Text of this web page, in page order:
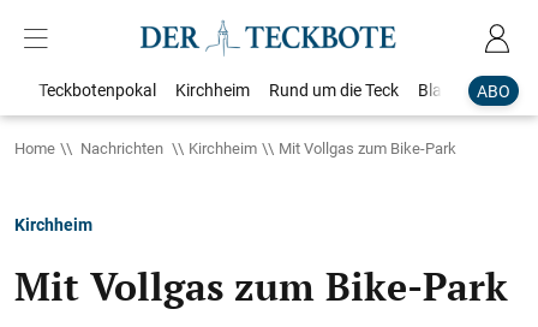
ABO
Teckbotenpokal Kirchheim Rund um die Teck Blaulicht
Home Nachrichten Kirchheim Mit Vollgas zum Bike-Park
Kirchheim
Mit Vollgas zum Bike-Park